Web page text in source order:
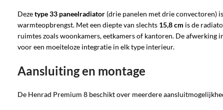
Dezetype 33 paneelradiator (drie panelen met drie convectoren)
warmteopbrengst. Met een diepte van slechts 15,8 cm is de
ruimtes zoals woonkamers, eetkamers of kantoren. De afwerking
voor een moeiteloze integratie in elk type interieur.
Aansluiting en montage
De Henrad Premium 8 beschikt over meerdere